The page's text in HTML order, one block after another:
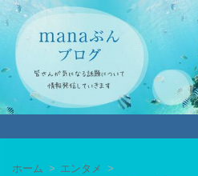
ホーム
エンタメ